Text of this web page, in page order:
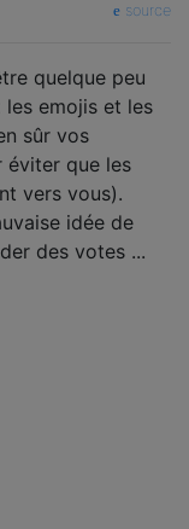
source
quelque peu
les emojis et les
sûr vos
éviter que les
vers vous).
idée de
des votes ...